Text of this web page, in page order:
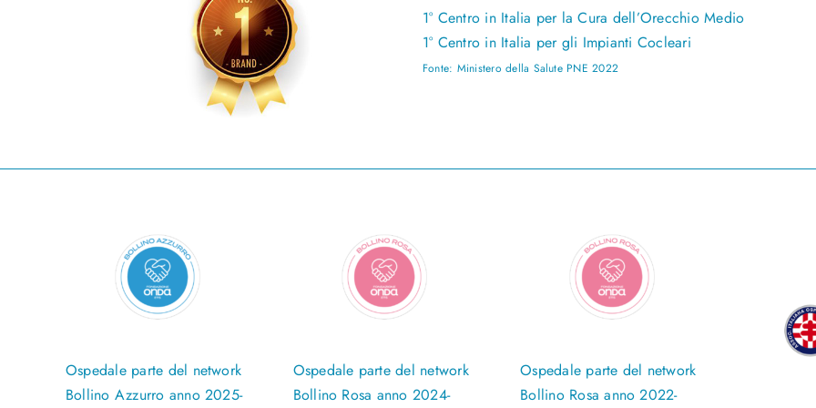
1° Centro in Italia per la Cura dell’Orecchio Medio
1° Centro in Italia per gli Impianti Cocleari
Fonte: Ministero della Salute PNE 2022
Ospedale parte del network
Bollino Azzurro anno 2025-
Ospedale parte del network
Bollino Rosa anno 2024-
Ospedale parte del network
Bollino Rosa anno 2022-